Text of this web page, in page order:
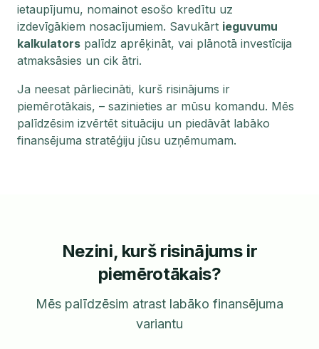
ietaupījumu, nomainot esošo kredītu uz
izdevīgākiem nosacījumiem. Savukārt ieguvumu
kalkulators palīdz aprēķināt, vai plānotā investīcija
atmaksāsies un cik ātri.
Ja neesat pārliecināti, kurš risinājums ir
piemērotākais, – sazinieties ar mūsu komandu. Mēs
palīdzēsim izvērtēt situāciju un piedāvāt labāko
finansējuma stratēģiju jūsu uzņēmumam.
Nezini, kurš risinājums ir
piemērotākais?
Mēs palīdzēsim atrast labāko finansējuma
variantu